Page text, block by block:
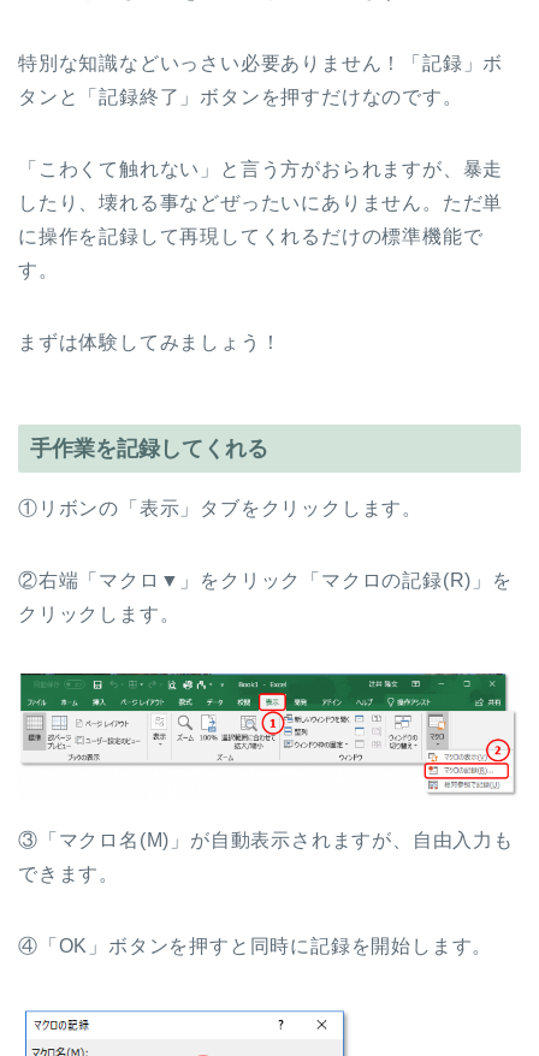
特別な知識などいっさい必要ありません！「記録」ボ
タンと「記録終了」ボタンを押すだけなのです。
「こわくて触れない」と言う方がおられますが、暴走
したり、壊れる事などぜったいにありません。ただ単
に操作を記録して再現してくれるだけの標準機能で
す。
まずは体験してみましょう！
手作業を記録してくれる
①リボンの「表示」タブをクリックします。
②右端「マクロ▼」をクリック「マクロの記録(R)」を
クリックします。
③「マクロ名(M)」が自動表示されますが、自由入力も
できます。
④「OK」ボタンを押すと同時に記録を開始します。